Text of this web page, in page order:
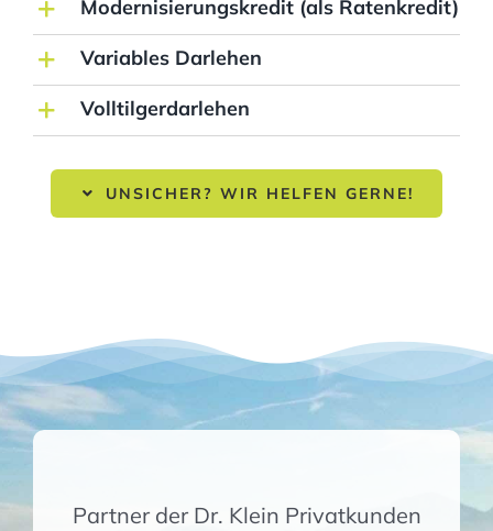
Modernisierungskredit (als Ratenkredit)
Variables Darlehen
Volltilgerdarlehen
UNSICHER? WIR HELFEN GERNE!
Partner der Dr. Klein Privatkunden